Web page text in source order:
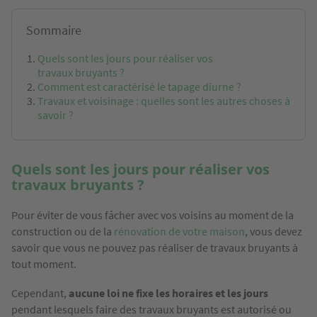
Sommaire
Quels sont les jours pour réaliser vos
travaux bruyants ?
Comment est caractérisé le tapage diurne ?
Travaux et voisinage : quelles sont les autres choses à
savoir ?
Quels sont les jours pour réaliser vos
travaux bruyants ?
Pour éviter de vous fâcher avec vos voisins au moment de la
construction ou de la rénovation de votre maison, vous devez
savoir que vous ne pouvez pas réaliser de travaux bruyants à
tout moment.
Cependant, aucune loi ne fixe les horaires et les jours
pendant lesquels faire des travaux bruyants est autorisé ou